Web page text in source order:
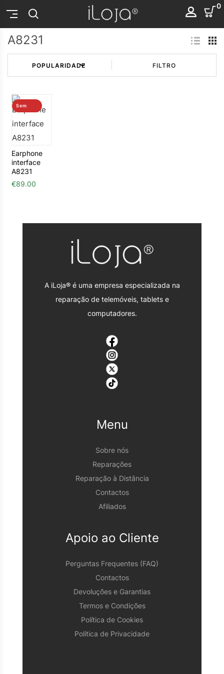
0
A8231
FILTRO
Sem
Earphone
interface
A8231
€89.00
A iLoja® é uma empresa especializada na
reparação de telemóveis, tablets e
computadores.
Menu
Sobre nós
Reparações
Reparação à Distância
Contactos
Afiliados
Apoio ao Cliente
Perguntas Frequentes (FAQ)
Contactos
Devoluções e Garantias
Termos e Condições
Política de Cookies
Política de Privacidade